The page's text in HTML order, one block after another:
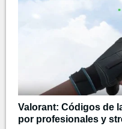
Valorant: Códigos de
por profesionales y